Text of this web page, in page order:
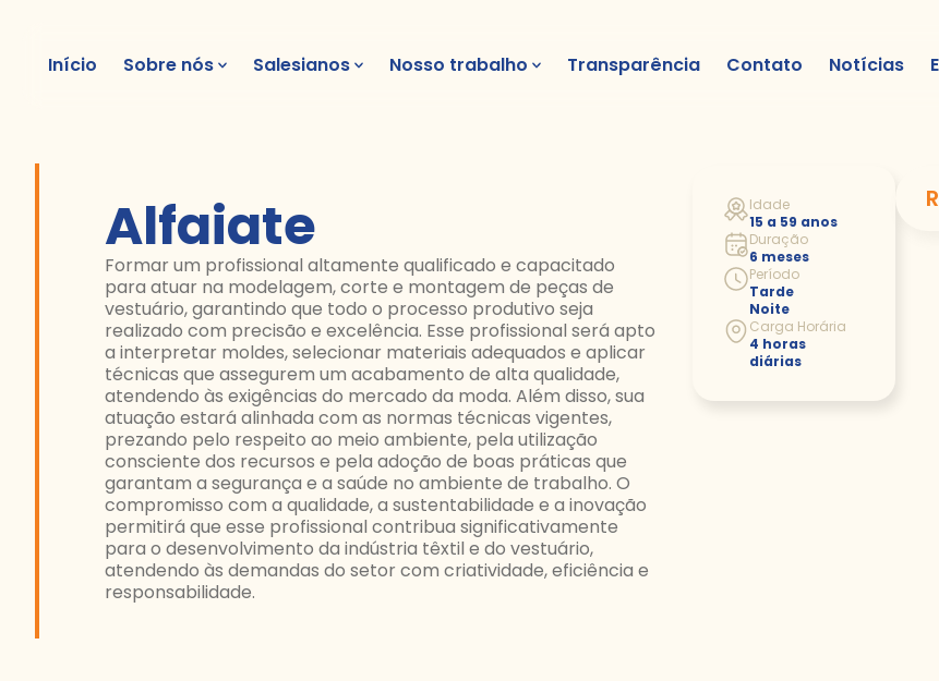
Início Sobre nós Salesianos Nosso trabalho Transparência Contato Notícias
Alfaiate
Formar um profissional altamente qualificado e capacitado
para atuar na modelagem, corte e montagem de peças de
vestuário, garantindo que todo o processo produtivo seja
realizado com precisão e excelência. Esse profissional será apto
a interpretar moldes, selecionar materiais adequados e aplicar
técnicas que assegurem um acabamento de alta qualidade,
atendendo às exigências do mercado da moda. Além disso, sua
atuação estará alinhada com as normas técnicas vigentes,
prezando pelo respeito ao meio ambiente, pela utilização
consciente dos recursos e pela adoção de boas práticas que
garantam a segurança e a saúde no ambiente de trabalho. O
compromisso com a qualidade, a sustentabilidade e a inovação
permitirá que esse profissional contribua significativamente
para o desenvolvimento da indústria têxtil e do vestuário,
atendendo às demandas do setor com criatividade, eficiência e
responsabilidade.
Idade
15 a 59 anos
Duração
6 meses
Período
Tarde
Noite
Carga Horária
4 horas
diárias